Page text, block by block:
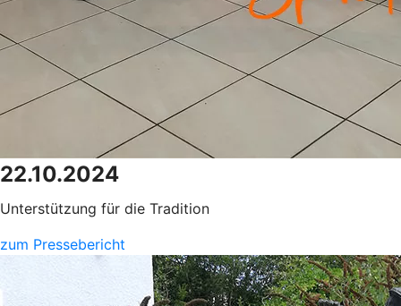
22.10.2024
Unterstützung für die Tradition
zum Pressebericht